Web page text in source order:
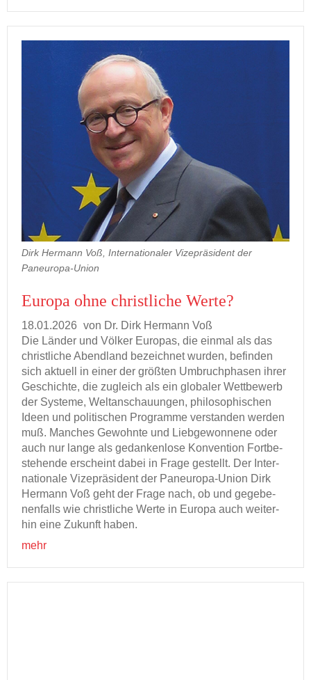
Dirk Hermann Voß, Internationaler Vizepräsident der
Paneuropa-Union
Eu­ro­pa ohne christ­li­che Werte?
18.01.2026 von Dr. Dirk Her­mann Voß
Die Län­der und Völ­ker Eu­ro­pas, die ein­mal als das
christ­li­che Abend­land be­zeich­net wur­den, be­fin­den
sich ak­tu­ell in einer der größ­ten Um­bruch­pha­sen ihrer
Ge­schich­te, die zu­gleich als ein glo­ba­ler Wett­be­werb
der Sys­te­me, Welt­an­schau­un­gen, phi­lo­so­phi­schen
Ideen und po­li­ti­schen Pro­gram­me ver­stan­den wer­den
muß. Man­ches Ge­wohn­te und Lieb­ge­won­ne­ne oder
auch nur lange als ge­dan­ken­lo­se Kon­ven­ti­on Fort­be­
stehen­de er­scheint dabei in Frage ge­stellt. Der In­ter­
na­tio­na­le Vi­ze­prä­si­dent der Paneuropa-​Union Dirk
Her­mann Voß geht der Frage nach, ob und ge­ge­be­
nen­falls wie christ­li­che Werte in Eu­ro­pa auch wei­ter­
hin eine Zu­kunft haben.
mehr